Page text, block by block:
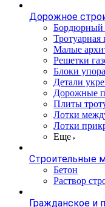
Дорожное
Бордюрный
Малые
Решетки
Блоки
Детали
Дорожные
Плиты
Лотки
Лотки
Еще
Строительные
Бетон
Раствор
Гражданское и